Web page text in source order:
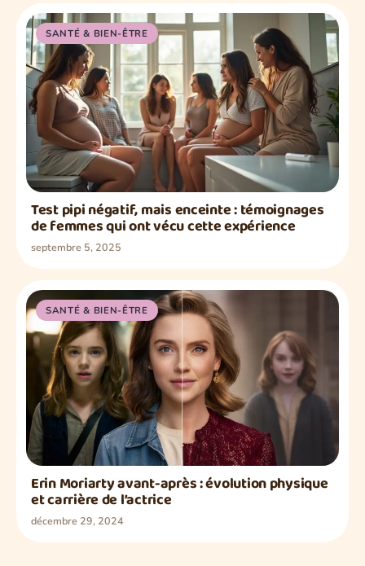
SANTÉ & BIEN-ÊTRE
Test pipi négatif, mais enceinte : témoignages
de femmes qui ont vécu cette expérience
septembre 5, 2025
SANTÉ & BIEN-ÊTRE
Erin Moriarty avant-après : évolution physique
et carrière de l’actrice
décembre 29, 2024